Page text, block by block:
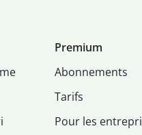
Premium
Abonnements
Tarifs
Pour les